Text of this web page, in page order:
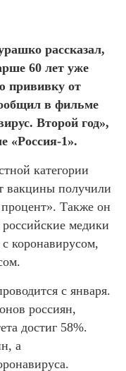
рассказал,
60 лет уже
прививку от
в фильме
Второй год»,
«Россия-1».
категории
вакцины получили
Также он
медики
коронавирусом,
с января.
россиян,
достиг 58%.
а